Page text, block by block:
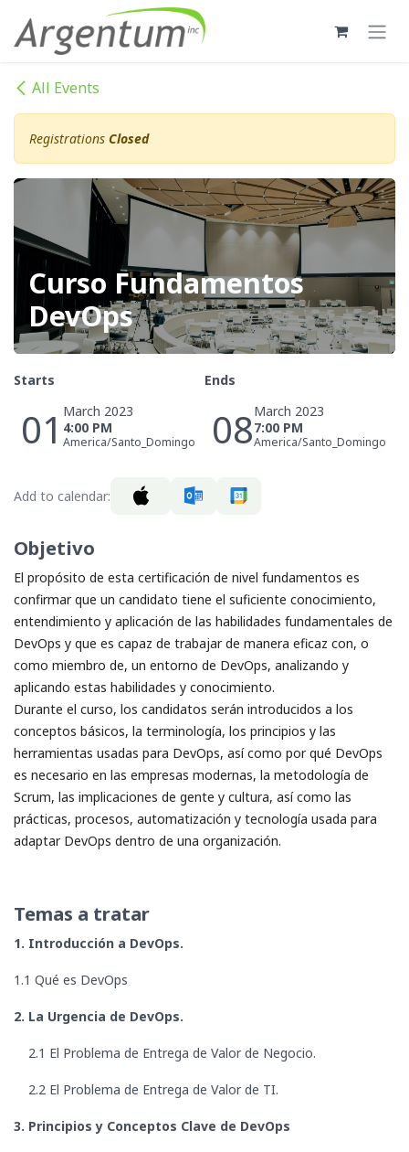
All Events
Registrations Closed
Curso Fundamentos
DevOps
Starts
01 March 2023
4:00 PM
America/Santo_Domingo
Ends
08March 2023
7:00 PM
America/Santo_Domingo
Add to calendar:
Objetivo
El propósito de esta certificación de nivel fundamentos es
confirmar que un candidato tiene el suficiente conocimiento,
entendimiento y aplicación de las habilidades fundamentales de
DevOps y que es capaz de trabajar de manera eficaz con, o
como miembro de, un entorno de DevOps, analizando y
aplicando estas habilidades y conocimiento.
Durante el curso, los candidatos serán introducidos a los
conceptos básicos, la terminología, los principios y las
herramientas usadas para DevOps, así como por qué DevOps
es necesario en las empresas modernas, la metodología de
Scrum, las implicaciones de gente y cultura, así como las
prácticas, procesos, automatización y tecnología usada para
adaptar DevOps dentro de una organización.
Temas a tratar
1. Introducción a DevOps.
1.1 Qué es DevOps
2. La Urgencia de DevOps.
2.1 El Problema de Entrega de Valor de Negocio.
2.2 El Problema de Entrega de Valor de TI.
3. Principios y Conceptos Clave de DevOps